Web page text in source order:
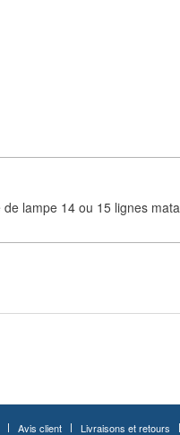
lampe 14 ou 15 lignes
Avis client Livraisons et retours